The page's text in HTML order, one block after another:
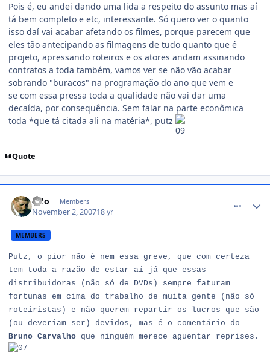
Pois é, eu andei dando uma lida a respeito do assunto mas aí
tá bem completo e etc, interessante. Só quero ver o quanto
isso daí vai acabar afetando os filmes, porque parecem que
eles tão antecipando as filmagens de tudo quanto que é
projeto, apressando roteiros e os atores andam assinando
contratos a toda também, vamos ver se não vão acabar
sobrando "buracos" na programação do ano que vem e
se com essa pressa toda a qualidade não vai dar uma
decaída, por consequência. Sem falar na parte econômica
toda *que tá citada ali na matéria*, putz
Quote
Odo Members
November 2, 200718 yr
MEMBERS
Putz, o pior não é nem essa greve, que com certeza
tem toda a razão de estar aí já que essas
distribuidoras (não só de DVDs) sempre faturam
fortunas em cima do trabalho de muita gente (não só
roteiristas) e não querem repartir os lucros que são
(ou deveriam ser) devidos, mas é o comentário do
Bruno Carvalho que ninguém merece aguentar reprises.